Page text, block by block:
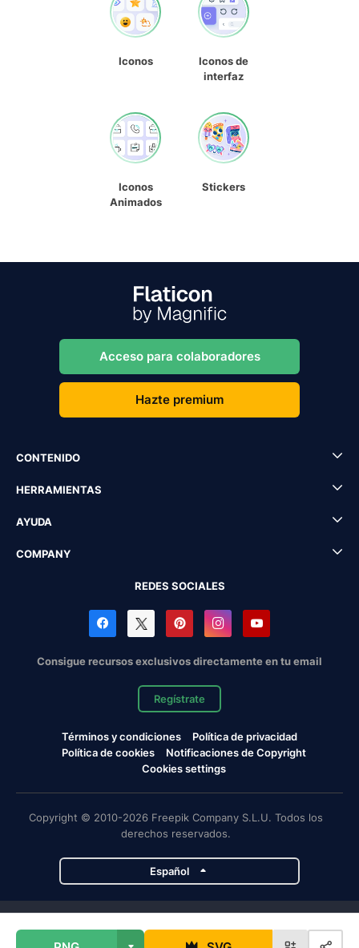
Iconos
Iconos de
interfaz
Iconos
Animados
Stickers
Acceso para colaboradores
Hazte premium
CONTENIDO
HERRAMIENTAS
AYUDA
COMPANY
REDES SOCIALES
Consigue recursos exclusivos directamente en tu email
Regístrate
Términos y condiciones
Política de privacidad
Política de cookies
Notificaciones de Copyright
Cookies settings
Copyright © 2010-2026 Freepik Company S.L.U. Todos los
derechos reservados.
Español